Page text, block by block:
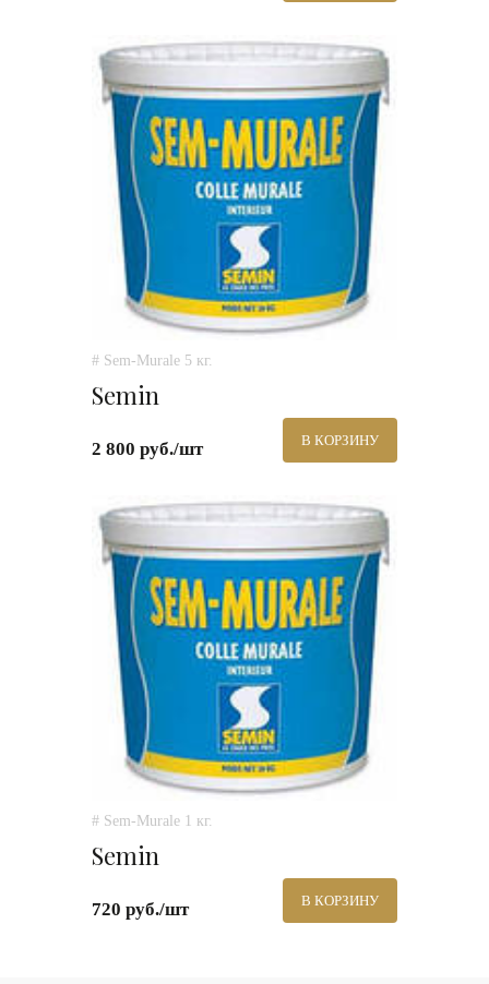
# Sem-Murale 5 кг.
Semin
2 800 руб./шт В КОРЗИНУ
# Sem-Murale 1 кг.
Semin
720 руб./шт В КОРЗИНУ